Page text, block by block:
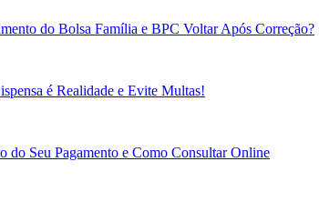
do Bolsa Família e BPC Voltar Após Correção?
é Realidade e Evite Multas!
Seu Pagamento e Como Consultar Online